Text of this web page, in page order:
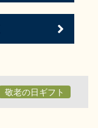
敬老の日ギフト